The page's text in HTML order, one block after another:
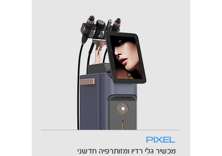
PIXEL
מכשיר גלי רדיו ומזותרפיה חדשני